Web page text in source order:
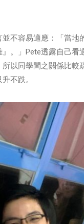
不容易適應：「當
。」Pete透露自己
以同學間之關係比
不跌。